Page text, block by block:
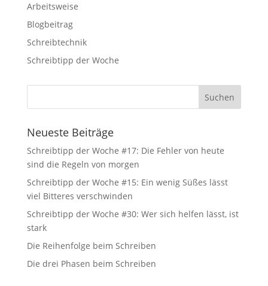
Arbeitsweise
Blogbeitrag
Schreibtechnik
Schreibtipp der Woche
Neueste Beiträge
Schreibtipp der Woche #17: Die Fehler von heute
sind die Regeln von morgen
Schreibtipp der Woche #15: Ein wenig Süßes lässt
viel Bitteres verschwinden
Schreibtipp der Woche #30: Wer sich helfen lässt, ist
stark
Die Reihenfolge beim Schreiben
Die drei Phasen beim Schreiben